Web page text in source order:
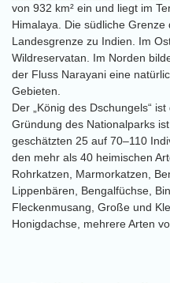
von 932 km² ein und liegt im
Himalaya. Die südliche
Landesgrenze zu Indien. Im
Wildreservatan. Im Norden
der Fluss Narayani eine
Gebieten.
Der „König des Dschungels“
Gründung des Nationalparks
geschätzten 25 auf 70–110
den mehr als 40 heimischen
Rohrkatzen, Marmorkatzen,
Lippenbären, Bengalfüchse,
Fleckenmusang, Große und
Honigdachse, mehrere Arten